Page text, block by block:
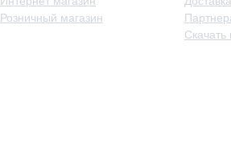
Розничный магазин
Скачать